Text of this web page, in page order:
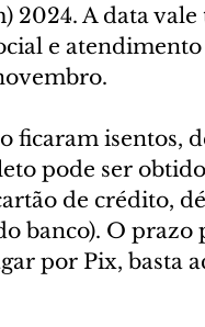
2024. A data
e atendimento
ficaram isentos,
pode ser
de crédito,
banco). O
por Pix, basta